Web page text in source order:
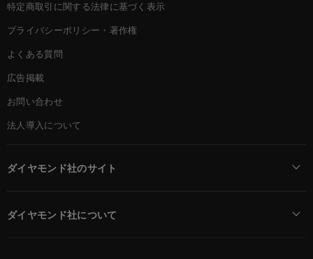
特定商取引に関する法律に基づく表示
プライバシーポリシー・著作権
よくある質問
広告掲載
お問い合わせ
法人導入について
ダイヤモンド社のサイト
ダイヤモンド社について